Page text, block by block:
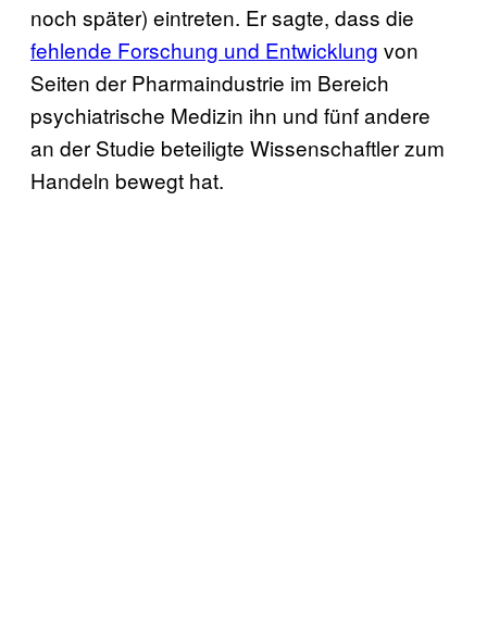
noch später) eintreten. Er sagte, dass die
fehlende Forschung und En​twicklung von
Seiten der Pharmaindustrie im Bereich
psychiatrische Medizin ihn und fünf andere
an der Studie beteiligte Wissenschaftler zum
Handeln bewegt hat.